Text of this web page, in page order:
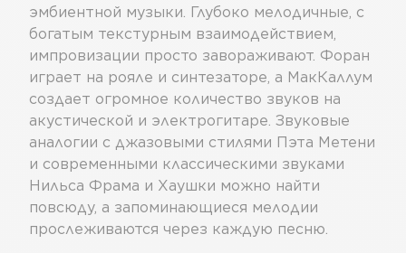
эмбиентной музыки. Глубоко мелодичные, с
богатым текстурным взаимодействием,
импровизации просто завораживают. Форан
играет на рояле и синтезаторе, а МакКаллум
создает огромное количество звуков на
акустической и электрогитаре. Звуковые
аналогии с джазовыми стилями Пэта Метени
и современными классическими звуками
Нильса Фрама и Хаушки можно найти
повсюду, а запоминающиеся мелодии
прослеживаются через каждую песню.